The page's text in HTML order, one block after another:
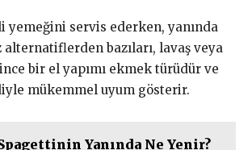
yemeğini servis ederken, yanında
bazıları, lavaş veya
bir el yapımı ekmek türüdür ve
mükemmel uyum gösterir.
Yanında Ne Yenir?